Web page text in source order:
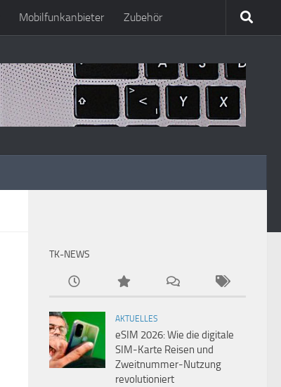
Mobilfunkanbieter Zubehör
TK-NEWS
AKTUELLES
eSIM 2026: Wie die digitale
SIM-Karte Reisen und
Zweitnummer-Nutzung
revolutioniert